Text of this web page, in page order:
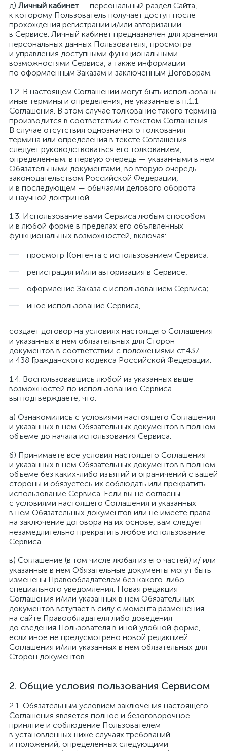
д) Личный кабинет— персональный раздел Сайта,
к которому Пользователь получает доступ после
прохождения регистрации и/или авторизации
в Сервисе. Личный кабинет предназначен для хранения
персональных данных Пользователя, просмотра
и управления доступными функциональными
возможностями Сервиса, а также информации
по оформленным Заказам и заключенным Договорам.
В настоящем Соглашении могут быть использованы
иные термины и определения, не указанные в п.1.1.
Соглашения. В этом случае толкование такого термина
производится в соответствии с текстом Соглашения.
В случае отсутствия однозначного толкования
термина или определения в тексте Соглашения
следует руководствоваться его толкованием,
определенным: в первую очередь — указанными в нем
Обязательными документами, во вторую очередь —
законодательством Российской Федерации,
и в последующем — обычаями делового оборота
и научной доктриной.
Использование вами Сервиса любым способом
и в любой форме в пределах его объявленных
функциональных возможностей, включая:
просмотр Контента с использованием Сервиса;
регистрация и/или авторизация в Сервисе;
оформление Заказа с использованием Сервиса;
иное использование Сервиса,
создает договор на условиях настоящего Соглашения
и указанных в нем обязательных для Сторон
документов в соответствии с положениями ст.437
и 438 Гражданского кодекса Российской Федерации.
Воспользовавшись любой из указанных выше
возможностей по использованию Сервиса
вы подтверждаете, что:
а) Ознакомились с условиями настоящего Соглашения
и указанных в нем Обязательных документов в полном
объеме до начала использования Сервиса.
б) Принимаете все условия настоящего Соглашения
и указанных в нем Обязательных документов в полном
объеме без каких-либо изъятий и ограничений с вашей
стороны и обязуетесь их соблюдать или прекратить
использование Сервиса. Если вы не согласны
с условиями настоящего Соглашения и указанных
в нем Обязательных документов или не имеете права
на заключение договора на их основе, вам следует
незамедлительно прекратить любое использование
Сервиса.
в) Соглашение (в том числе любая из его частей) и/ или
указанные в нем Обязательные документы могут быть
изменены Правообладателем без какого-либо
специального уведомления. Новая редакция
Соглашения и/или указанных в нем Обязательных
документов вступает в силу с момента размещения
на сайте Правообладателя либо доведения
до сведения Пользователя в иной удобной форме,
если иное не предусмотрено новой редакцией
Соглашения и/или указанных в нем обязательных для
Сторон документов.
Общие условия пользования Сервисом
Обязательным условием заключения настоящего
Соглашения является полное и безоговорочное
принятие и соблюдение Пользователем
в установленных ниже случаях требований
и положений, определенных следующими